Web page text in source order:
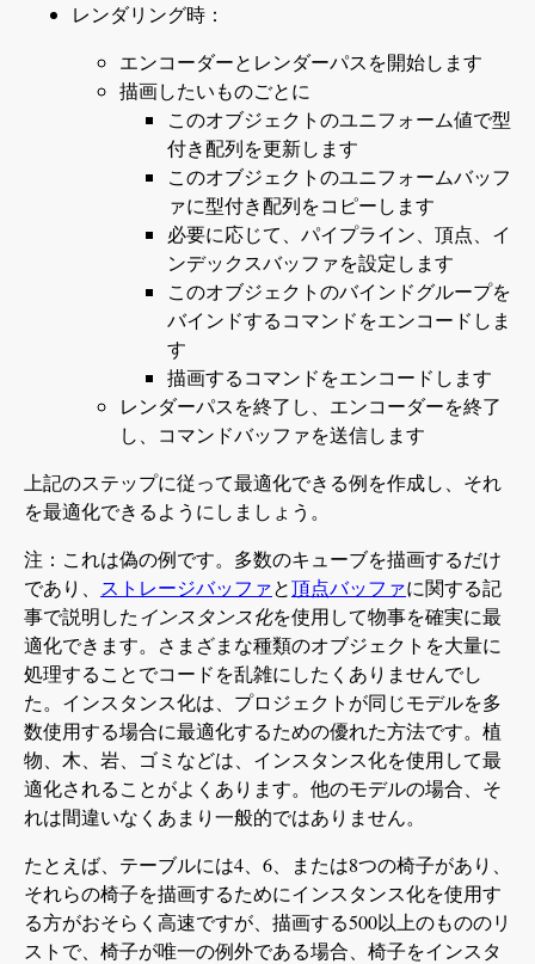
レンダリング時：
エンコーダーとレンダーパスを開始します
描画したいものごとに
このオブジェクトのユニフォーム値で型
付き配列を更新します
このオブジェクトのユニフォームバッフ
ァに型付き配列をコピーします
必要に応じて、パイプライン、頂点、イ
ンデックスバッファを設定します
このオブジェクトのバインドグループを
バインドするコマンドをエンコードしま
す
描画するコマンドをエンコードします
レンダーパスを終了し、エンコーダーを終了
し、コマンドバッファを送信します
上記のステップに従って最適化できる例を作成し、それ
を最適化できるようにしましょう。
注：これは偽の例です。多数のキューブを描画するだけ
であり、 ストレージバッファと頂点バッファに関する記
事で説明したインスタンス化を使用して物事を確実に最
適化できます。さまざまな種類のオブジェクトを大量に
処理することでコードを乱雑にしたくありませんでし
た。インスタンス化は、プロジェクトが同じモデルを多
数使用する場合に最適化するための優れた方法です。植
物、木、岩、ゴミなどは、インスタンス化を使用して最
適化されることがよくあります。他のモデルの場合、そ
れは間違いなくあまり一般的ではありません。
たとえば、テーブルには4、6、または8つの椅子があり、
それらの椅子を描画するためにインスタンス化を使用す
る方がおそらく高速ですが、描画する500以上のもののリ
ストで、椅子が唯一の例外である場合、椅子をインスタ